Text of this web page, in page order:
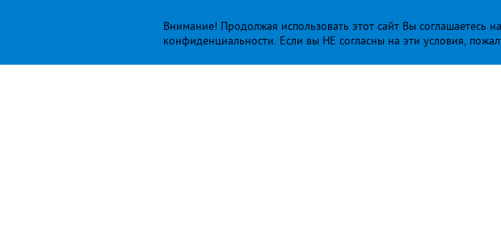
Внимание! Продолжая использовать этот сайт Вы соглашаетесь
конфиденциальности. Если вы НЕ согласны на эти условия,